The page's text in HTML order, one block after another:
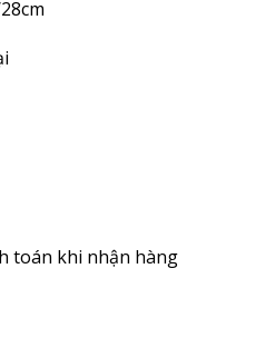
toán khi nhận hàng